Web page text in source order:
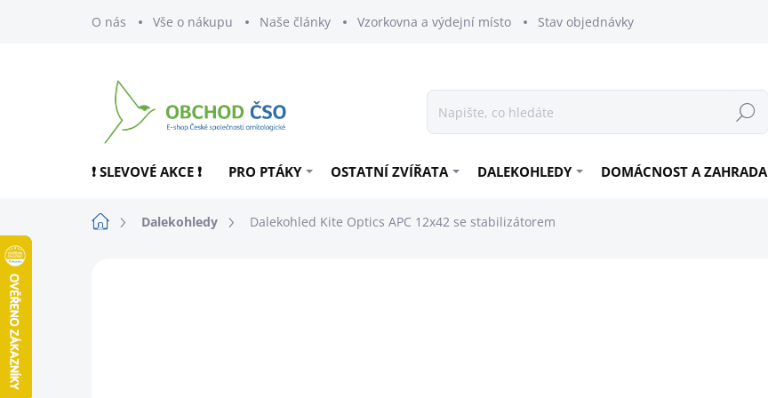
O nás Vše o nákupu Naše články Vzorkovna a výdejní místo Stav objednávky
Hledat
❗ SLEVOVÉ AKCE ❗ PRO PTÁKY OSTATNÍ ZVÍŘATA DALEKOHLEDY DOMÁCNOST A ZAHRADA
DomůDalekohledy Dalekohled Kite Optics APC 12x42 se stabilizátorem